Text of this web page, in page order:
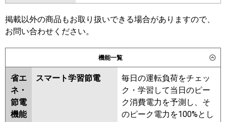
ERMP80G6
日立 RCB-GP80RHN5 RCB-
GP80RSH12
FDRV806H6S-sil
パナソニック PA-P80F7KC PA-P80F7KNC PA-
P80F7HNC
PA-P80F7HC
東芝 RBHA08031MUB
RBSA08033MUB
RBHA08031MU
RBSA08033MU
ABHA08054M-R ABEA08037M
RBSA08033M
ABSA08057M
三菱電機 PDZ-HRMP80G5
PDZ-ERMP80G5
PDZ-HRMP80G4 PDZ-ERMP80G4
PDZ-HRMP80G3 PDZ-ERMP80G3
掲載以外の商品もお取り扱いできる場合がありますので、
お問い合わせください。
機能一覧
省エ
ネ・
節電
機能
スマート学習節電
毎日の運転負荷をチェッ
ク・学習して当日のピー
ク消費電力を予測し、そ
のピーク電力を100%とし